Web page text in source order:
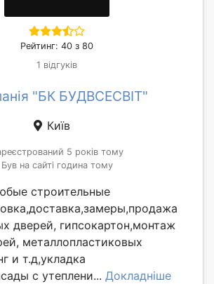
Рейтинг: 40 з 80
1 відгуків
"БК БУДВСЕСВІТ"
Київ
5 років тому
Був на сайті година тому
строительные
дверей, гипсокартон,монтаж
металлопластиковых
и т.д,укладка
с утеплени... Докладніше